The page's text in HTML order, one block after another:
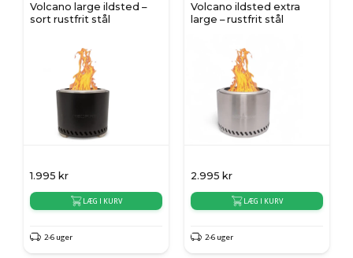
Volcano large ildsted –
sort rustfrit stål
1.995 kr
LÆG I KURV
2-6 uger
Volcano ildsted extra
large – rustfrit stål
2.995 kr
LÆG I KURV
2-6 uger